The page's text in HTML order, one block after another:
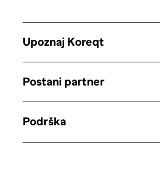
Upoznaj Koreqt
Postani partner
Podrška